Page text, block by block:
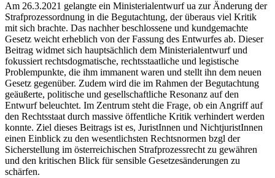
Am 26.3.2021 gelangte ein Ministerialentwurf ua zur Änderung der
Strafprozessordnung in die Begutachtung, der überaus viel Kritik
mit sich brachte. Das nachher beschlossene und kundgemachte
Gesetz weicht erheblich von der Fassung des Entwurfes ab. Dieser
Beitrag widmet sich hauptsächlich dem Ministerialentwurf und
fokussiert rechtsdogmatische, rechtsstaatliche und legistische
Problempunkte, die ihm immanent waren und stellt ihn dem neuen
Gesetz gegenüber. Zudem wird die im Rahmen der Begutachtung
geäußerte, politische und gesellschaftliche Resonanz auf den
Entwurf beleuchtet. Im Zentrum steht die Frage, ob ein Angriff auf
den Rechtsstaat durch massive öffentliche Kritik verhindert werden
konnte. Ziel dieses Beitrags ist es, JuristInnen und NichtjuristInnen
einen Einblick zu den wesentlichsten Rechtsnormen bzgl der
Sicherstellung im österreichischen Strafprozessrecht zu gewähren
und den kritischen Blick für sensible Gesetzesänderungen zu
schärfen.